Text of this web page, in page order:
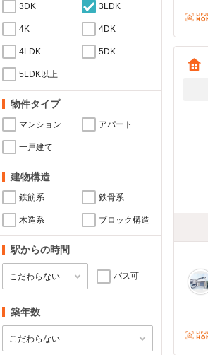
3DK 3LDK
4K 4DK
4LDK 5DK
5LDK以上
物件タイプ
マンション アパート
一戸建て
建物構造
鉄筋系 鉄骨系
木造系 ブロック構造
駅からの時間
バス可
築年数